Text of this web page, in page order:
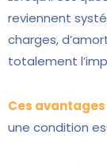
reviennent
charges,
totalement
Ces avantages
une condition